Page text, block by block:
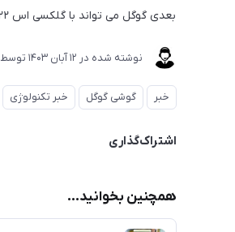
بعدی گوگل می تواند با گلکسی اس ۲۲ اولترا سامسونگ رقابت کند.
نوشته شده در 12 آبان 1403 توسط
خبر گوشی گوگل خبر تکنولوژی
اشتراک‌گذاری
همچنین بخوانید...